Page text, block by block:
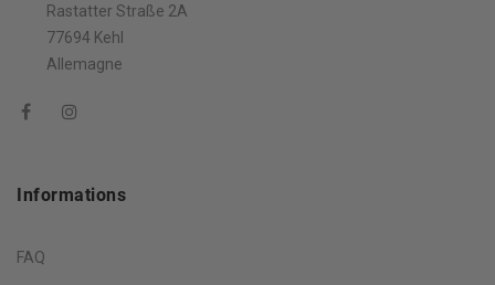
Rastatter Straße 2A
77694 Kehl
Allemagne
Informations
FAQ